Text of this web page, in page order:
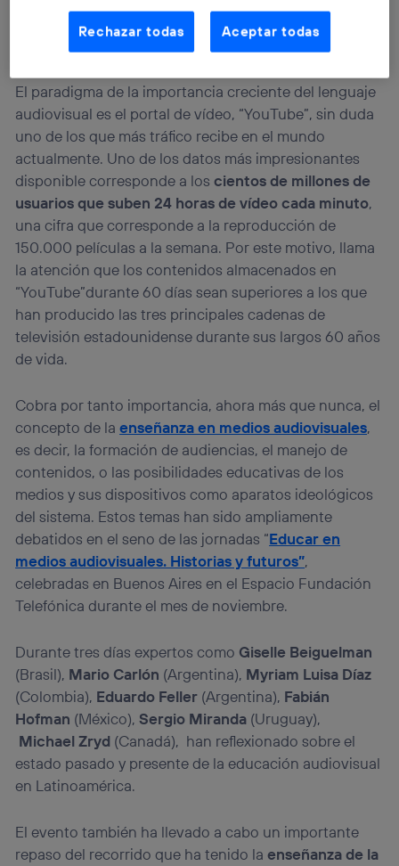
El paradigma de la importancia creciente del lenguaje
audiovisual es el portal de vídeo, “YouTube”, sin duda
uno de los que más tráfico recibe en el mundo
actualmente. Uno de los datos más impresionantes
disponible corresponde a loscientos de millones de
usuarios que suben 24 horas de vídeo cada minuto,
una cifra que corresponde a la reproducción de
150.000 películas a la semana. Por este motivo, llama
la atención que los contenidos almacenados en
“YouTube”durante 60 días sean superiores a los que
han producido las tres principales cadenas de
televisión estadounidense durante sus largos 60 años
de vida.
Cobra por tanto importancia, ahora más que nunca, el
concepto de laenseñanza en medios audiovisuales,
es decir, la formación de audiencias, el manejo de
contenidos, o las posibilidades educativas de los
medios y sus dispositivos como aparatos ideológicos
del sistema. Estos temas han sido ampliamente
debatidos en el seno de las jornadas “Educar en
medios audiovisuales. Historias y futuros”,
celebradas en Buenos Aires en el Espacio Fundación
Telefónica durante el mes de noviembre.
Durante tres días expertos como Giselle Beiguelman
(Brasil), Mario Carlón (Argentina), Myriam Luisa Díaz
(Colombia), Eduardo Feller (Argentina), Fabián
Hofman (México),Sergio Miranda (Uruguay),
Michael Zryd (Canadá), han reflexionado sobre el
estado pasado y presente de la educación audiovisual
en Latinoamérica.
El evento también ha llevado a cabo un importante
repaso del recorrido que ha tenido laenseñanza de la
basadas en tu navegación en nuestra(s) web(s)
aquí(solo cuando utilizas una conexión a
internet habilitada , proporcionada por una de las
operadoras de telefonía participantes, y otorgas tu
La tecnología Utiq está diseñada con la privacidad como
prioridad ofreciéndote elección y control.
La tecnología utiliza un identificador cifrado creado por tu
operadora de telefonía, utilizando tu dirección IP y otra
información de la cuenta de cliente de
telecomunicaciones vinculada a la conexión que utilizas
(p. ej., número de teléfono móvil).
Este identificador se asigna a la conexión de internet, por
lo que cualquier persona que conecte su dispositivo y
consienta el uso de la tecnología recibirá el mismo
identificador. Típicamente:
Si utilizas unaconexión de banda ancha(p. ej., Wi-Fi),
el marketing o análisis se realizará en función de las
actividades de navegación de los miembros del hogar
que hayan dado su consentimiento.
navegación del usuario del móvil.
Puedes gestionar los consentimientos Utiq seleccionando
“Administrar Utiq” en la parte inferior de esta página web o
visitando el portal de privacidad de Utiq
(“consenthub”)
. Para más información, consulta
la política de privacidad de Utiq .
Rechazar todas Aceptar todas